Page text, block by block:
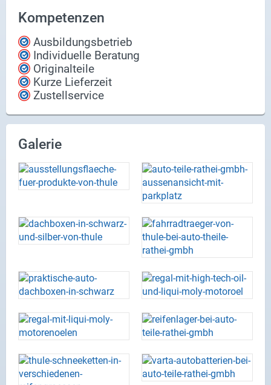
Kompetenzen
Ausbildungsbetrieb
Individuelle Beratung
Originalteile
Kurze Lieferzeit
Zustellservice
Galerie